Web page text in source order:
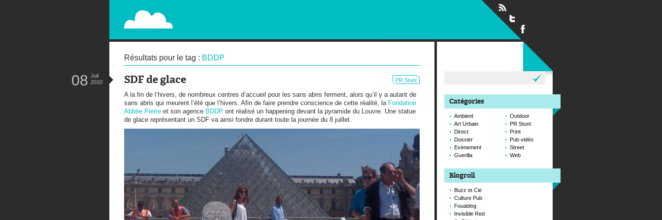
PAPERPLANE
STREET, AMBIENT, GUÉRILLA MARKETING AND OUT OF HOME
Résultats pour le tag : BDDP
SDF de glace PR Stunt
08 Juil
2010
A la fin de l’hivers, de nombreux centres d’accueil pour les sans abris ferment, alors qu’il y a autant de
sans abris qui meurent l’été que l’hivers. Afin de faire prendre conscience de cette réalité, la Fondation
Abbée Pierre et son agence BDDP ont réalisé un happening devant la pyramide du Louvre. Une statue
de glace représentant un SDF va ainsi fondre durant toute la journée du 8 juillet.
Catégories
Ambient
Art Urbain
Direct
Dossier
Evènement
Guerilla
Outdoor
PR Stunt
Print
Pub vidéo
Street
Web
Blogroll
Buzz et Cie
Culture Pub
Fouablog
Invisible Red